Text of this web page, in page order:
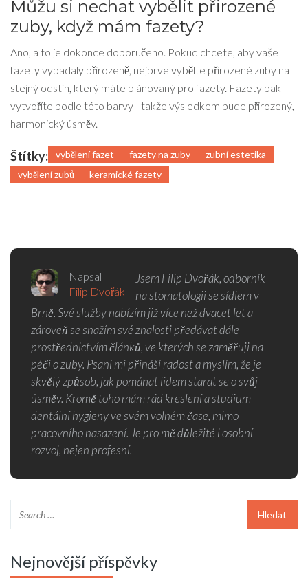
Můžu si nechat vybělit přirozené
zuby, když mám fazety?
Ano, a to je dokonce doporučeno. Pokud chcete, aby vaše
fazety vypadaly přirozeně, nejprve vybělte přirozené zuby na
stejný odstín, který máte plánovaný pro fazety. Fazety pak
vytvoříte podle této barvy - takže výsledkem bude přirozený,
harmonický úsměv.
Štítky: vybělení fazet fazety na zuby
zubní estetika
vybělení zubů
keramické fazety
Napsal
Filip Dvořák
Jsem Filip Dvořák, odborník
na stomatologii se sídlem v
Brně. Své služby nabízím již více než dvacet let a
zároveň se snažím své znalosti předávat dále
prostřednictvím článků, ve kterých se zaměřuji na
péči o zuby. Psaní mi přináší radost a myslím, že je
skvělý způsob, jak pomáhat lidem starat se o svůj
úsměv. Kromě toho mám rád kreslení a studium
dentální hygieny ve svém volném čase, mimo
pracovního nasazení. Je pro mě důležité i osobní
rozvoj, nejen profesní.
Nejnovější příspěvky